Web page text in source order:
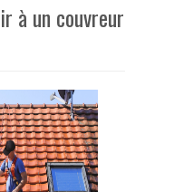
à un couvreur